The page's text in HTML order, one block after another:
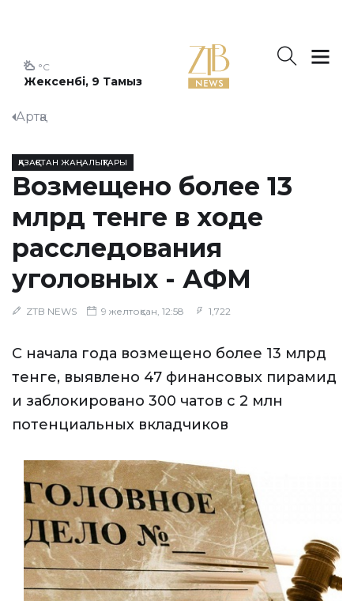
Жексенбі, 9 Тамыз
°C
Артқа
ҚАЗАҚСТАН ЖАҢАЛЫҚТАРЫ
Возмещено более 13
млрд тенге в ходе
расследования
уголовных - АФМ
ZTB NEWS 9 желтоқсан, 12:58 1,722
С начала года возмещено более 13 млрд
тенге, выявлено 47 финансовых пирамид
и заблокировано 300 чатов с 2 млн
потенциальных вкладчиков